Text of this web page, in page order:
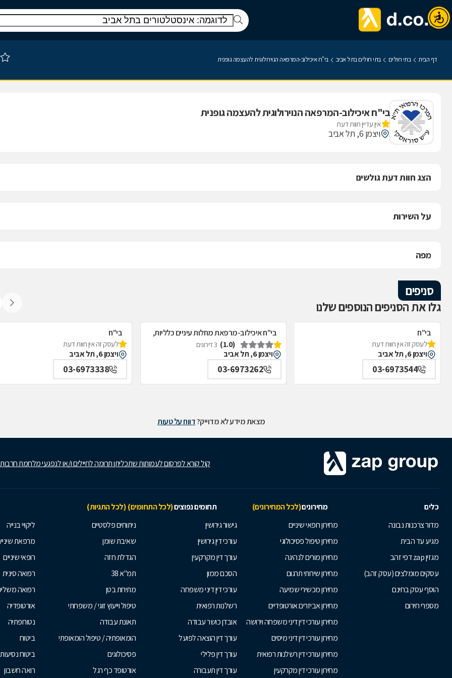
דף הבית בתי חולים בתי חולים בתל אביב בי"ח איכילוב-המרפאה הנוירולוגית להעצמה גופנית
בי"ח איכילוב-המרפאה הנוירולוגית להעצמה גופנית
אין עדיין חוות דעת
ויצמן 6, תל אביב
הצג חוות דעת גולשים
על השירות
מפה
סניפים
גלו את הסניפים הנוספים שלנו
בי"ח
איכילוב-אף,אוזן,גרון,ניתוחי-ראש,צוואר,פה,לסתות-מערך,
תל אביב
לעסק זה אין חוות דעת
ויצמן 6, תל אביב
03-6973544
בי"ח איכילוב-מרפאת מחלות עיניים כלליות,
תל אביב
(1.0) 3 דירוגים
ויצמן 6, תל אביב
03-6973262
בי"ח
איכילוב-אף;אוזן;גרון;ניתוחי-
תל אביב
לעסק זה אין חוות דעת
ויצמן 6, תל אביב
03-6973338
מצאת מידע לא מדוייק?דווח על טעות
קול קורא לפרסום לעמותות שתכליתן תרומה לחיילים ו/או לנפגעי מלחמת
כלים מחירונים(לכל המחירונים) תחומים נפוצים(לכל התחומים) (לכל התגיות)
מדור צרכנות נבונה
מגיע עד הבית
מגזין zap דפי זהב
עסקים מומלצים (עסק זהב)
הוסף עסק בחינם
מספרי חירום
מחירון רופאי שיניים
מחירון טיפול פסיכולוגי
מחירון מורים לנהיגה
מחירון שירותי תרגום
מחירון מכשירי שמיעה
מחירון אביזרים אורטופדיים
מחירון עורכי דין דיני משפחה וירושה
מחירון עורכי דין דיני מיסים
מחירון עורכי דין רשלנות רפואית
מחירון עורכי דין מקרקעין
גישור גירושין
עורכי דין גירושין
עורך דין מקרקעין
הסכם ממון
עורכי דין דיני משפחה
רשלנות רפואית
אובדן כושר עבודה
עורך דין הוצאה לפועל
עורך דין פלילי
עורך דין תעבורה
ניתוחים פלסטיים
שאיבת שומן
הגדלת חזה
תמ"א 38
מתיחת בטן
טיפול וייעוץ זוגי / משפחתי
תאונת עבודה
הומאופתיה / טיפול הומאופתי
פסיכולוגים
אורטופד כף רגל
ליקויי בנייה
מרפאת
רופאי שיניים
רפואה סינית
רפואה
אורטופדיה
נטורופתיה
ביטוח
ביטוח
רואה חשבון